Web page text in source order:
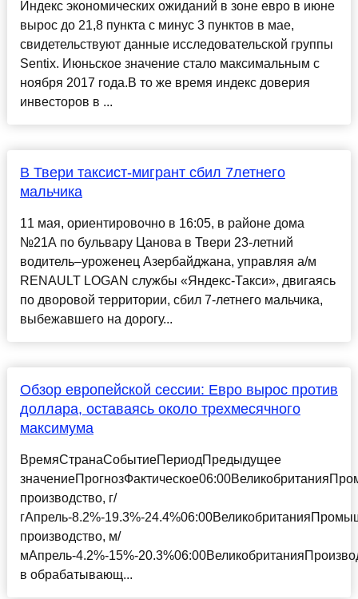
Индекс экономических ожиданий в зоне евро в июне
вырос до 21,8 пункта с минус 3 пунктов в мае,
свидетельствуют данные исследовательской группы
Sentix. Июньское значение стало максимальным с
ноября 2017 года.В то же время индекс доверия
инвесторов в ...
В Твери таксист-мигрант сбил 7летнего
мальчика
11 мая, ориентировочно в 16:05, в районе дома
№21А по бульвару Цанова в Твери 23-летний
водитель–уроженец Азербайджана, управляя а/м
RENAULT LOGAN службы «Яндекс-Такси», двигаясь
по дворовой территории, сбил 7-летнего мальчика,
выбежавшего на дорогу...
Обзор европейской сессии: Евро вырос против
доллара, оставаясь около трехмесячного
максимума
ВремяСтранаСобытиеПериодПредыдущее
производство, г/
гАпрель-8.2%-19.3%-
производство, м/
мАпрель-4.2%-15%-
в обрабатывающ...